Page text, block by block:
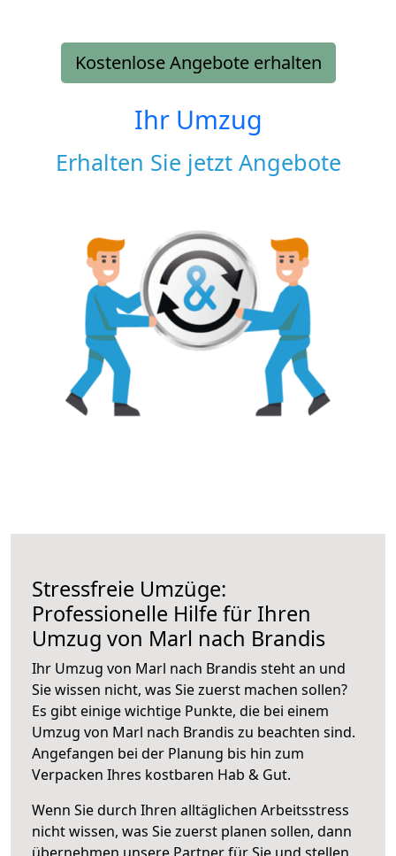
Kostenlose Angebote erhalten
Ihr Umzug
Erhalten Sie jetzt Angebote
Stressfreie Umzüge:
Professionelle Hilfe für Ihren
Umzug von Marl nach Brandis
Ihr Umzug von Marl nach Brandis steht an und
Sie wissen nicht, was Sie zuerst machen sollen?
Es gibt einige wichtige Punkte, die bei einem
Umzug von Marl nach Brandis zu beachten sind.
Angefangen bei der Planung bis hin zum
Verpacken Ihres kostbaren Hab & Gut.
Wenn Sie durch Ihren alltäglichen Arbeitsstress
nicht wissen, was Sie zuerst planen sollen, dann